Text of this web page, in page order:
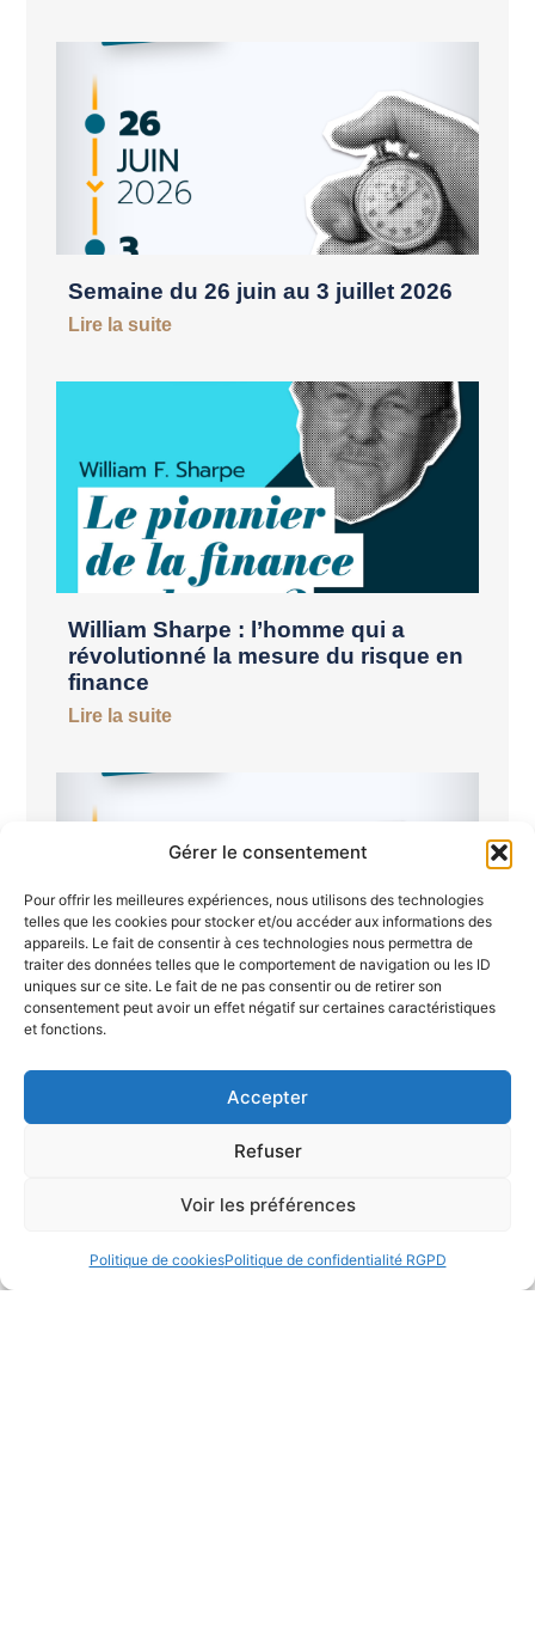
Gérer le consentement
Pour offrir les meilleures expériences, nous utilisons des technologies
telles que les cookies pour stocker et/ou accéder aux informations des
appareils. Le fait de consentir à ces technologies nous permettra de
traiter des données telles que le comportement de navigation ou les ID
uniques sur ce site. Le fait de ne pas consentir ou de retirer son
consentement peut avoir un effet négatif sur certaines caractéristiques
et fonctions.
Accepter
Refuser
Voir les préférences
Politique de cookiesPolitique de confidentialité RGPD
Semaine du 26 juin au 3 juillet 2026
Lire la suite
William Sharpe : l’homme qui a
révolutionné la mesure du risque en
finance
Lire la suite
Semaine du 19 au 26 juin 2026